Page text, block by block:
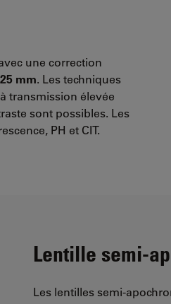
une correction
mm. Les techniques
transmission élevée
sont possibles. Les
PH et CIT.
Lentille semi-
Les lentilles semi-